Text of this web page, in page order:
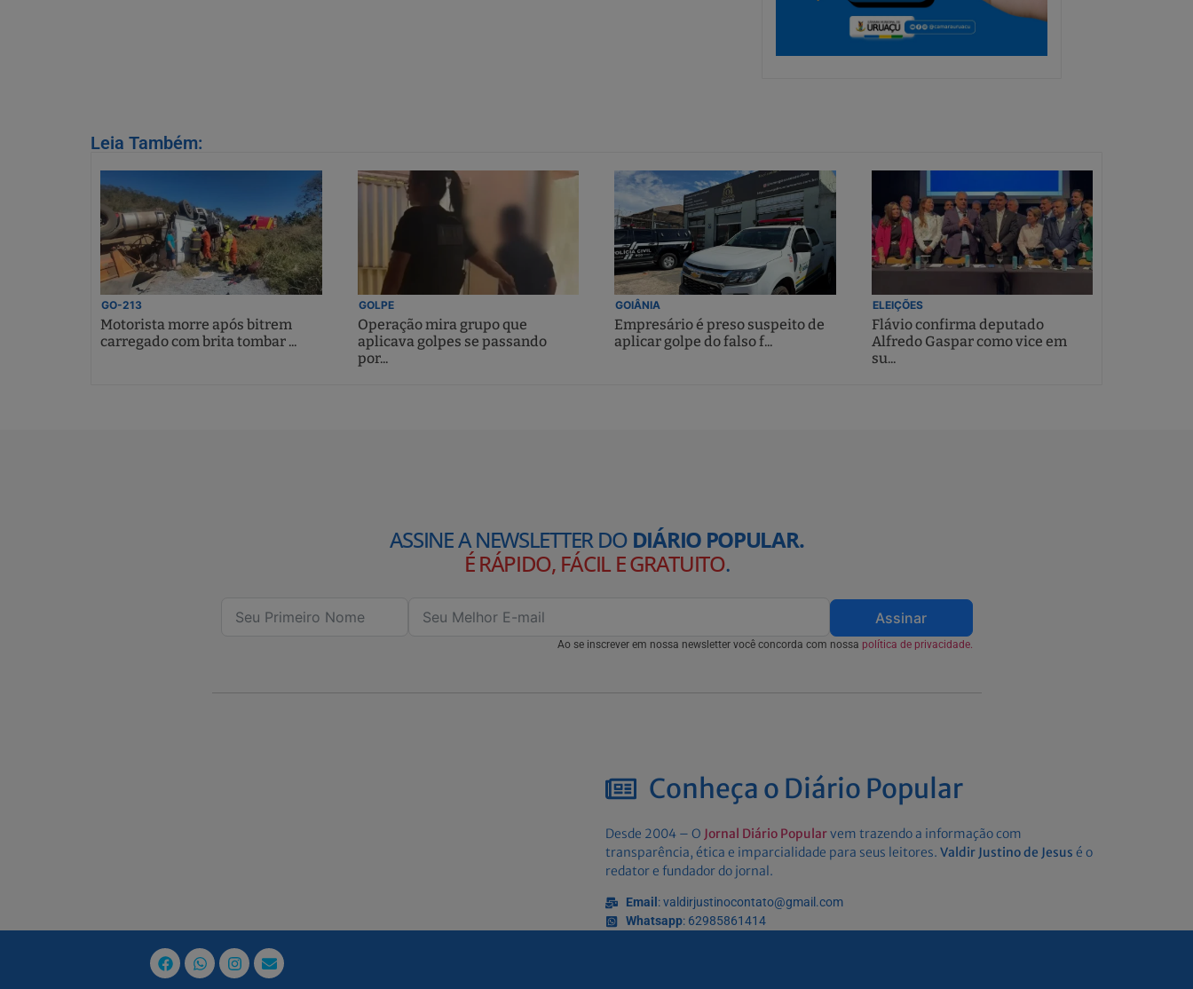
Leia Também:
GO-213
Motorista morre após bitrem
carregado com brita tombar ...
GOLPE
Operação mira grupo que
aplicava golpes se passando
por...
GOIÂNIA
Empresário é preso suspeito de
aplicar golpe do falso f...
ELEIÇÕES
Flávio confirma deputado
Alfredo Gaspar como vice em
su...
ASSINE A NEWSLETTER DO DIÁRIO POPULAR.
É RÁPIDO, FÁCIL E GRATUITO.
Assinar
Ao se inscrever em nossa newsletter você concorda com nossa política de privacidade.
Conheça o Diário Popular
Desde 2004 – O Jornal Diário Popularvem trazendo a informação com
transparência, ética e imparcialidade para seus leitores. Valdir Justino de Jesus é o
redator e fundador do jornal.
Email : valdirjustinocontato@gmail.com
Whatsapp: 62985861414